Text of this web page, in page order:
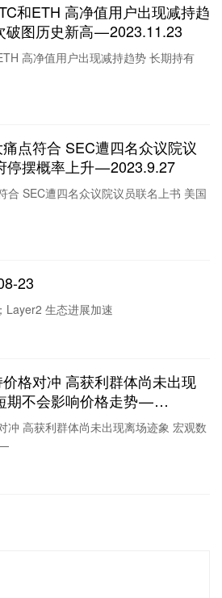
只能看价格分布了。其实和很多小伙伴
身就和BTC在走势上高度相似，头部
和ETH 高净值用户出现减持趋
图历史新高 — 2023.11.23
高净值用户出现减持趋势 长期持有
然BTC和ETH的主要叙事没有改变，但
，小规模投资者都是增持的主体，而
也能到在持续的减持，而在过去一周中
点符合 SEC遭四名众议院议
停摆概率上升 — 2023.9.27
合 SEC遭四名众议院议员联名上书 美国
刷到了两条信息，第一条是大家应该都
现货ETF的申请，这是自木头姐最初于4
23
Layer2 生态进展加速
格对冲 高获利群体尚未出现
期不会影响价格走势 —
冲 高获利群体尚未出现离场迹象 宏观数
交割，数据上和昨天几乎没有区别，
价格的差距超过了10%，能够实现最大
也有很多小伙伴和我说这个数据偏低